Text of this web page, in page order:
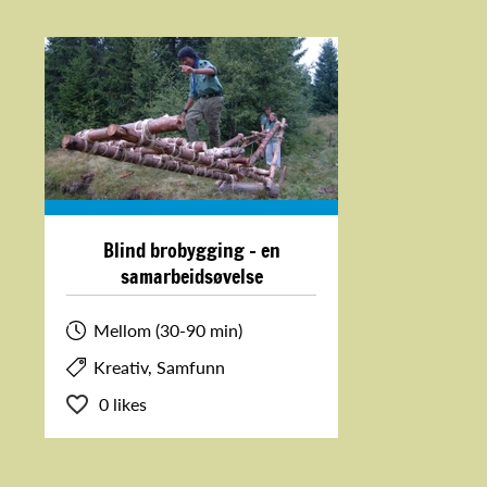
Blind brobygging - en
samarbeidsøvelse
Mellom (30-90 min)
Kreativ, Samfunn
0 likes